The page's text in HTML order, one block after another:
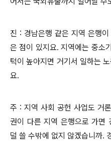
진 : 경남은행 같은 지역 은행
은 점이 있지요. 지역에는 중소
턱이 높아지면 거기서 일하는
요.
주 : 지역 사회 공헌 사업도 거
권이 다른 지역 은행으로 가면
덜 쓸 수밖에 없지 않겠습니까.